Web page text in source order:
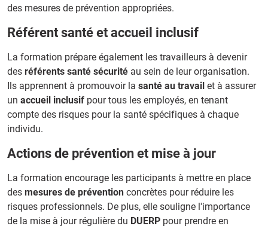
des mesures de prévention appropriées.
Référent santé et accueil inclusif
La formation prépare également les travailleurs à devenir
des référents santé sécurité au sein de leur organisation.
Ils apprennent à promouvoir la santé au travail et à assurer
un accueil inclusif pour tous les employés, en tenant
compte des risques pour la santé spécifiques à chaque
individu.
Actions de prévention et mise à jour
La formation encourage les participants à mettre en place
des mesures de prévention concrètes pour réduire les
risques professionnels. De plus, elle souligne l'importance
de la mise à jour régulière du DUERP pour prendre en